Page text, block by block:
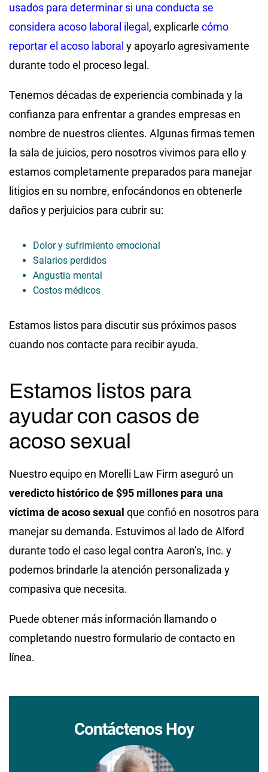
usados para determinar si una conducta se
considera acoso laboral ilegal, explicarle cómo
reportar el acoso laboral y apoyarlo agresivamente
durante todo el proceso legal.
Tenemos décadas de experiencia combinada y la
confianza para enfrentar a grandes empresas en
nombre de nuestros clientes. Algunas firmas temen
la sala de juicios, pero nosotros vivimos para ello y
estamos completamente preparados para manejar
litigios en su nombre, enfocándonos en obtenerle
daños y perjuicios para cubrir su:
Dolor y sufrimiento emocional
Salarios perdidos
Angustia mental
Costos médicos
Estamos listos para discutir sus próximos pasos
cuando nos contacte para recibir ayuda.
Estamos listos para
ayudar con casos de
acoso sexual
Nuestro equipo en Morelli Law Firm aseguró un
veredicto histórico de $95 millones para una
víctima de acoso sexual que confió en nosotros para
manejar su demanda. Estuvimos al lado de Alford
durante todo el caso legal contra Aaron’s, Inc. y
podemos brindarle la atención personalizada y
compasiva que necesita.
Puede obtener más información llamando o
completando nuestro formulario de contacto en
línea.
Contáctenos Hoy